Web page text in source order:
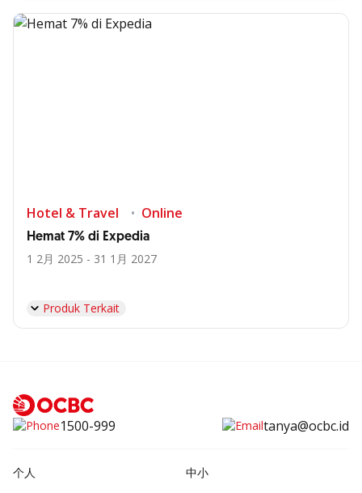
Hotel & Travel Online
Hemat 7% di Expedia
1 2月 2025 - 31 1月 2027
Produk Terkait
1500-999 tanya@ocbc.id
个人
中小